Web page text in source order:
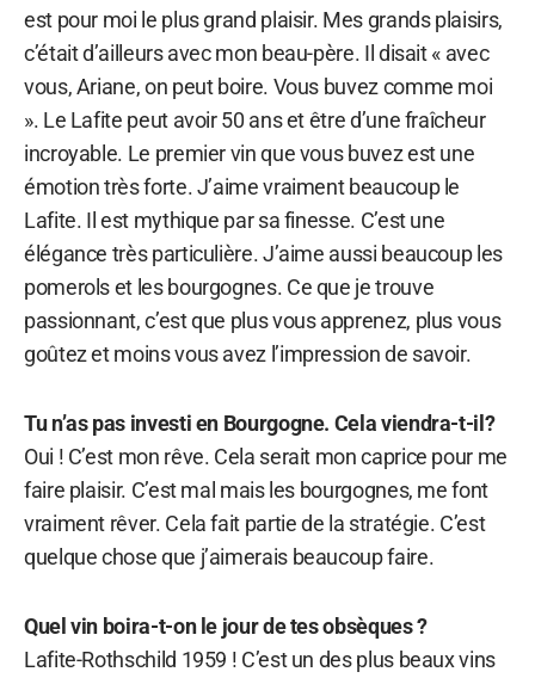
est pour moi le plus grand plaisir. Mes grands plaisirs,
c’était d’ailleurs avec mon beau-père. Il disait « avec
vous, Ariane, on peut boire. Vous buvez comme moi
». Le Lafite peut avoir 50 ans et être d’une fraîcheur
incroyable. Le premier vin que vous buvez est une
émotion très forte. J’aime vraiment beaucoup le
Lafite. Il est mythique par sa finesse. C’est une
élégance très particulière. J’aime aussi beaucoup les
pomerols et les bourgognes. Ce que je trouve
passionnant, c’est que plus vous apprenez, plus vous
goûtez et moins vous avez l’impression de savoir.
Tu n’as pas investi en Bourgogne. Cela viendra-t-il?
Oui ! C’est mon rêve. Cela serait mon caprice pour me
faire plaisir. C’est mal mais les bourgognes, me font
vraiment rêver. Cela fait partie de la stratégie. C’est
quelque chose que j’aimerais beaucoup faire.
Quel vin boira-t-on le jour de tes obsèques ?
Lafite-Rothschild 1959 ! C’est un des plus beaux vins